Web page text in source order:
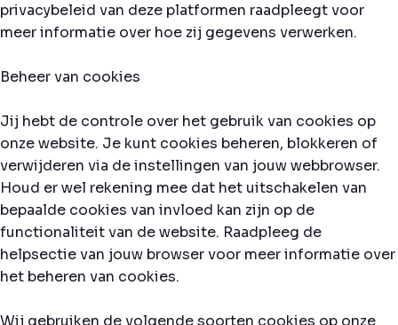
privacybeleid van deze platformen raadpleegt voor
meer informatie over hoe zij gegevens verwerken.
Beheer van cookies
Jij hebt de controle over het gebruik van cookies op
onze website. Je kunt cookies beheren, blokkeren of
verwijderen via de instellingen van jouw webbrowser.
Houd er wel rekening mee dat het uitschakelen van
bepaalde cookies van invloed kan zijn op de
functionaliteit van de website. Raadpleeg de
helpsectie van jouw browser voor meer informatie over
het beheren van cookies.
Wij gebruiken de volgende soorten cookies op onze